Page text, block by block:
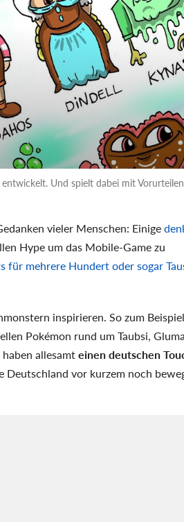
Und spielt dabei mit
vieler Menschen: Einige
Hype um das Mobile-Game zu
für mehrere Hundert oder sogar
inspirieren. So zum
Pokémon rund um Taubsi,
allesamteinen deutschen
Deutschland vor kurzem noch